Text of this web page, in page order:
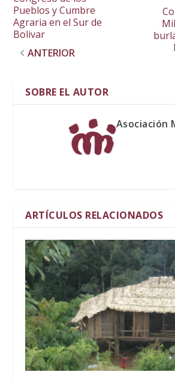
Pueblos y Cumbre
Agraria en el Sur de
Bolivar
ANTERIOR
SOBRE EL AUTOR
Asociación
ARTÍCULOS RELACIONADOS